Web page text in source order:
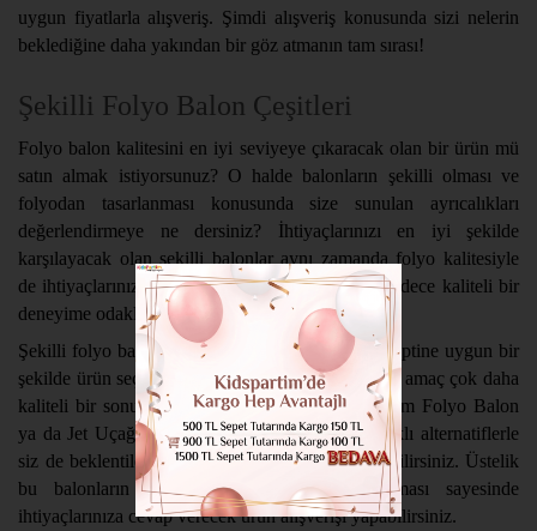
uygun fiyatlarla alışveriş. Şimdi alışveriş konusunda sizi nelerin
beklediğine daha yakından bir göz atmanın tam sırası!
Şekilli Folyo Balon Çeşitleri
Folyo balon kalitesini en iyi seviyeye çıkaracak olan bir ürün mü
satın almak istiyorsunuz? O halde balonların şekilli olması ve
folyodan tasarlanması konusunda size sunulan ayrıcalıkları
değerlendirmeye ne dersiniz? İhtiyaçlarınızı en iyi şekilde
karşılayacak olan şekilli balonlar aynı zamanda folyo kalitesiyle
de ihtiyaçlarınıza uygun bir çözüm sağlar. Size sadece kaliteli bir
deneyime odaklanmak kalır.
Şekilli folyo balonlarda kutlama ya da parti konseptine uygun bir
şekilde ürün seçmek gerekmektedir. Bu kapsamda amaç çok daha
kaliteli bir sonuca ulaşmak olacaktır. Korsan Adam Folyo Balon
ya da Jet Uçağı Folyo Balon gibi birbirinden farklı alternatiflerle
siz de beklentilerinize uygun bir ürün tercih edebilirsiniz. Üstelik
bu balonların çok kaliteli ve kullanışlı olması sayesinde
ihtiyaçlarınıza cevap verecek ürün alışverişi yapabilirsiniz.